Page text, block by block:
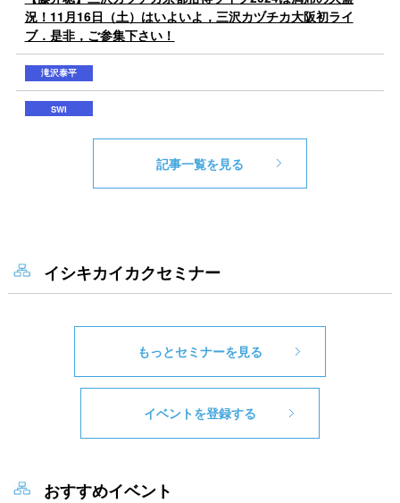
記事一覧を見る
イシキカイカクセミナー
もっとセミナーを見る
イベントを登録する
おすすめイベント